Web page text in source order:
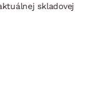
skladovej